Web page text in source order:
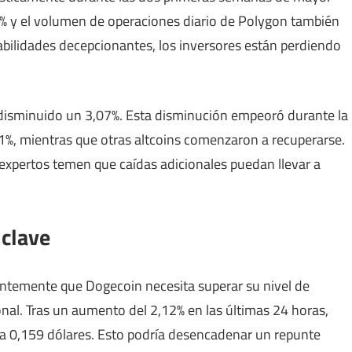
y el volumen de operaciones diario de Polygon también
decepcionantes, los inversores están perdiendo
un 3,07%. Esta disminución empeoró durante la
mientras que otras altcoins comenzaron a recuperarse.
temen que caídas adicionales puedan llevar a
que Dogecoin necesita superar su nivel de
Tras un aumento del 2,12% en las últimas 24 horas,
dólares. Esto podría desencadenar un repunte